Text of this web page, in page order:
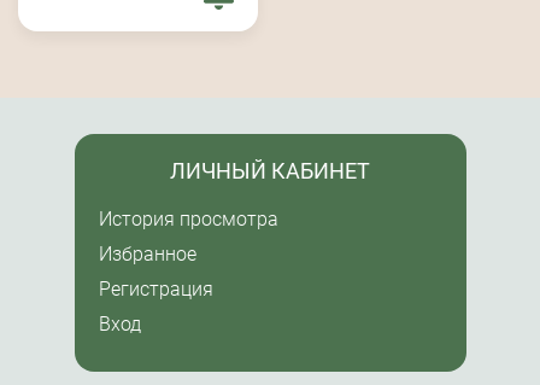
ЛИЧНЫЙ КАБИНЕТ
История просмотра
Избранное
Регистрация
Вход